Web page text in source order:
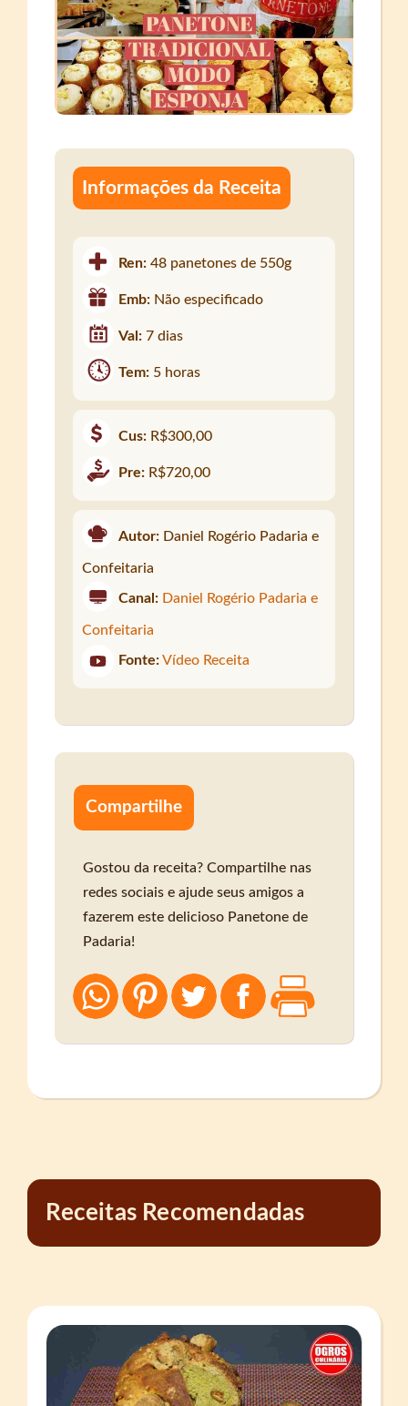
Informações da Receita
Ren:48 panetones de 550g
Emb: Não especificado
Val:7 dias
Tem: 5 horas
Cus: R$300,00
Pre: R$720,00
Autor: Daniel Rogério Padaria e
Confeitaria
Canal: Daniel Rogério Padaria e
Confeitaria
Fonte: Vídeo Receita
Compartilhe
Gostou da receita? Compartilhe nas
redes sociais e ajude seus amigos a
fazerem este delicioso Panetone de
Padaria!
Receitas Recomendadas